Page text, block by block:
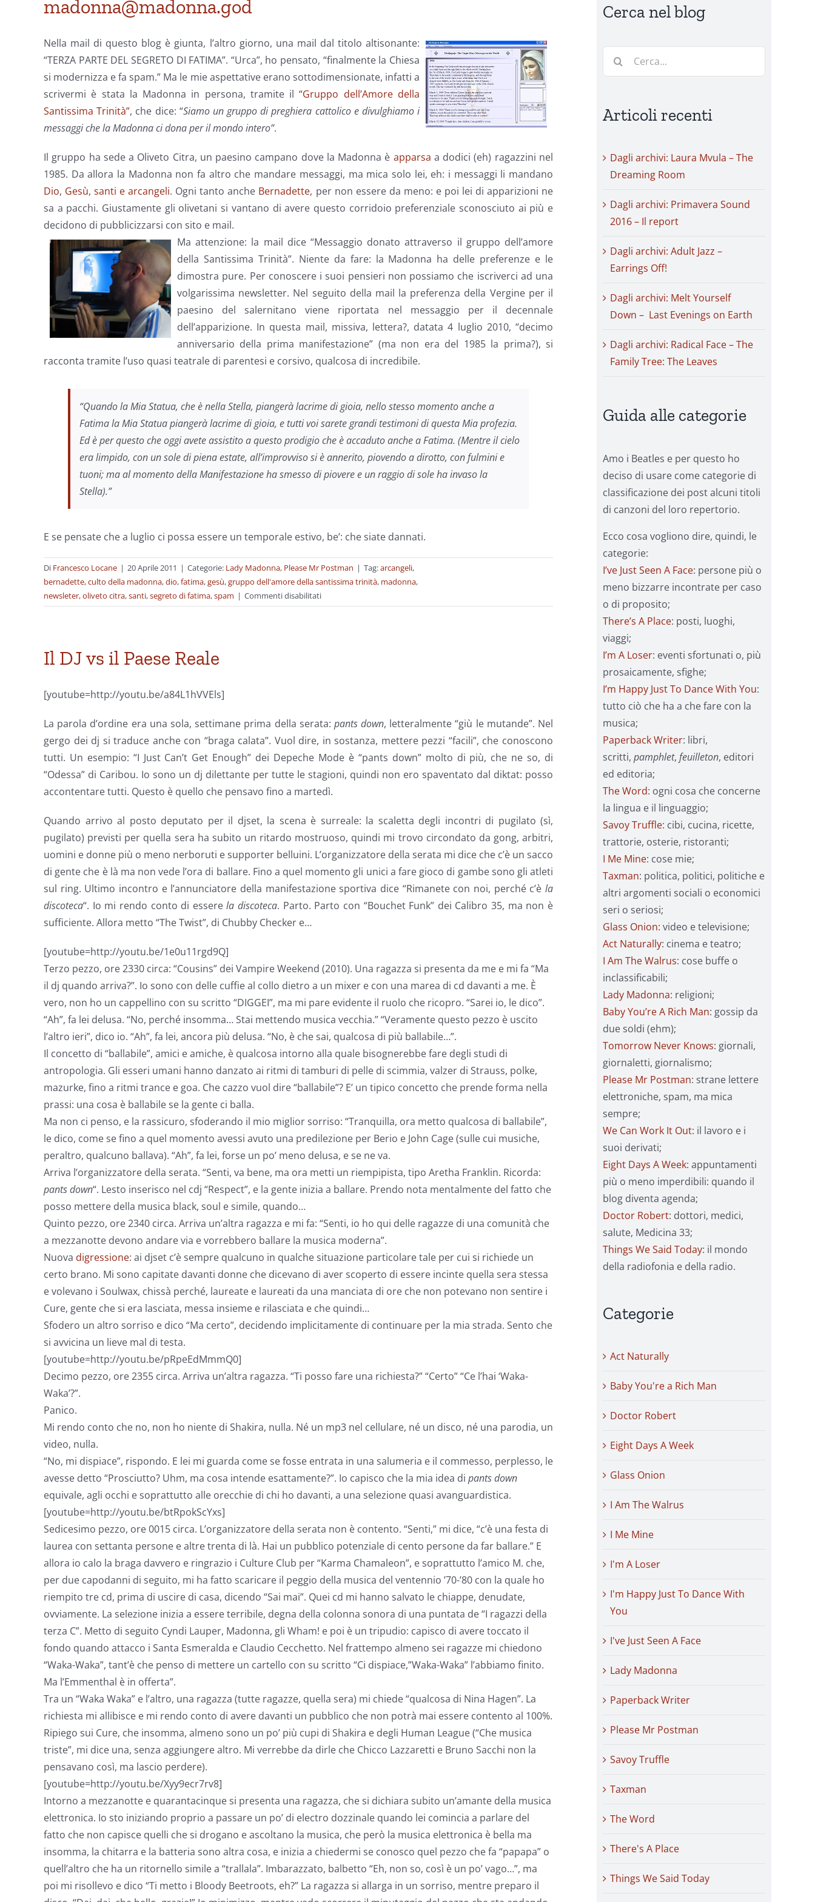
madonna@madonna.god
Nella mail di questo blog è giunta, l’altro giorno, una mail dal titolo altisonante:
“TERZA PARTE DEL SEGRETO DI FATIMA”. “Urca”, ho pensato, “finalmente la Chiesa
si modernizza e fa spam.” Ma le mie aspettative erano sottodimensionate, infatti a
scrivermi è stata la Madonna in persona, tramite il“Gruppo dell’Amore della
Santissima Trinità”, che dice: “Siamo un gruppo di preghiera cattolico e divulghiamo i
messaggi che la Madonna ci dona per il mondo intero”.
Il gruppo ha sede a Oliveto Citra, un paesino campano dove la Madonna è apparsa a dodici (eh) ragazzini nel
1985. Da allora la Madonna non fa altro che mandare messaggi, ma mica solo lei, eh: i messaggi li mandano
Dio, Gesù,santi e arcangeli. Ogni tanto anche Bernadette, per non essere da meno: e poi lei di apparizioni ne
sa a pacchi. Giustamente gli olivetani si vantano di avere questo corridoio preferenziale sconosciuto ai più e
decidono di pubblicizzarsi con sito e mail.
Ma attenzione: la mail dice “Messaggio donato attraverso il gruppo dell’amore
della Santissima Trinità”. Niente da fare: la Madonna ha delle preferenze e le
dimostra pure. Per conoscere i suoi pensieri non possiamo che iscriverci ad una
volgarissima newsletter. Nel seguito della mail la preferenza della Vergine per il
paesino del salernitano viene riportata nel messaggio per il decennale
dell’apparizione. In questa mail, missiva, lettera?, datata 4 luglio 2010, “decimo
anniversario della prima manifestazione” (ma non era del 1985 la prima?), si
racconta tramite l’uso quasi teatrale di parentesi e corsivo, qualcosa di incredibile.
“Quando la Mia Statua, che è nella Stella, piangerà lacrime di gioia, nello stesso momento anche a
Fatima la Mia Statua piangerà lacrime di gioia, e tutti voi sarete grandi testimoni di questa Mia profezia.
Ed è per questo che oggi avete assistito a questo prodigio che è accaduto anche a Fatima. (Mentre il cielo
era limpido, con un sole di piena estate, all’improvviso si è annerito, piovendo a dirotto, con fulmini e
tuoni; ma al momento della Manifestazione ha smesso di piovere e un raggio di sole ha invaso la
Stella).”
E se pensate che a luglio ci possa essere un temporale estivo, be’: che siate dannati.
Di Francesco Locane | 20 Aprile 2011 | Categorie: Lady Madonna, Please Mr Postman | Tag:arcangeli,
bernadette,culto della madonna,dio,fatima,gesù,gruppo dell'amore della santissima trinità, madonna,
newsleter,oliveto citra,santi,segreto di fatima,spam | Commenti disabilitatisu
madonna@madonna.god
Il DJ vs il Paese Reale
[youtube=http://youtu.be/a84L1hVVEls]
La parola d’ordine era una sola, settimane prima della serata: pantsdown, letteralmente “giù le mutande”. Nel
gergo dei dj si traduce anche con “braga calata”. Vuol dire, in sostanza, mettere pezzi “facili”, che conoscono
tutti. Un esempio: “I Just Can’t Get Enough” dei Depeche Mode è “pants down” molto di più, che ne so, di
“Odessa” di Caribou. Io sono un dj dilettante per tutte le stagioni, quindi non ero spaventato dal diktat: posso
accontentare tutti. Questo è quello che pensavo fino a martedì.
Quando arrivo al posto deputato per il djset, la scena è surreale: la scaletta degli incontri di pugilato (sì,
pugilato) previsti per quella sera ha subito un ritardo mostruoso, quindi mi trovo circondato da gong, arbitri,
uomini e donne più o meno nerboruti e supporter belluini. L’organizzatore della serata mi dice che c’è un sacco
di gente che è là ma non vede l’ora di ballare. Fino a quel momento gli unici a fare gioco di gambe sono gli atleti
sul ring. Ultimo incontro e l’annunciatore della manifestazione sportiva dice “Rimanete con noi, perché c’è la
discoteca“. Io mi rendo conto di esserela discoteca. Parto. Parto con “Bouchet Funk” dei Calibro 35, ma non è
sufficiente. Allora metto “The Twist”, di Chubby Checker e…
[youtube=http://youtu.be/1e0u11rgd9Q]
Terzo pezzo, ore 2330 circa: “Cousins” dei Vampire Weekend (2010). Una ragazza si presenta da me e mi fa “Ma
il dj quando arriva?”. Io sono con delle cuffie al collo dietro a un mixer e con una marea di cd davanti a me. È
vero, non ho un cappellino con su scritto “DIGGEI”, ma mi pare evidente il ruolo che ricopro. “Sarei io, le dico”.
“Ah”, fa lei delusa. “No, perché insomma… Stai mettendo musica vecchia.” “Veramente questo pezzo è uscito
l’altro ieri”, dico io. “Ah”, fa lei, ancora più delusa. “No, è che sai, qualcosa di più ballabile…”.
Il concetto di “ballabile”, amici e amiche, è qualcosa intorno alla quale bisognerebbe fare degli studi di
antropologia. Gli esseri umani hanno danzato ai ritmi di tamburi di pelle di scimmia, valzer di Strauss, polke,
mazurke, fino a ritmi trance e goa. Che cazzo vuol dire “ballabile”? E’ un tipico concetto che prende forma nella
prassi: una cosa è ballabile se la gente ci balla.
Ma non ci penso, e la rassicuro, sfoderando il mio miglior sorriso: “Tranquilla, ora metto qualcosa di ballabile”,
le dico, come se fino a quel momento avessi avuto una predilezione per Berio e John Cage (sulle cui musiche,
peraltro, qualcuno ballava). “Ah”, fa lei, forse un po’ meno delusa, e se ne va.
Arriva l’organizzatore della serata. “Senti, va bene, ma ora metti un riempipista, tipo Aretha Franklin. Ricorda:
pants down“. Lesto inserisco nel cdj “Respect”, e la gente inizia a ballare. Prendo nota mentalmente del fatto che
posso mettere della musica black, soul e simile, quando…
Quinto pezzo, ore 2340 circa. Arriva un’altra ragazza e mi fa: “Senti, io ho qui delle ragazze di una comunità che
a mezzanotte devono andare via e vorrebbero ballare la musica moderna”.
Nuova digressione: ai djset c’è sempre qualcuno in qualche situazione particolare tale per cui si richiede un
certo brano. Mi sono capitate davanti donne che dicevano di aver scoperto di essere incinte quella sera stessa
e volevano i Soulwax, chissà perché, laureate e laureati da una manciata di ore che non potevano non sentire i
Cure, gente che si era lasciata, messa insieme e rilasciata e che quindi…
Sfodero un altro sorriso e dico “Ma certo”, decidendo implicitamente di continuare per la mia strada. Sento che
si avvicina un lieve mal di testa.
[youtube=http://youtu.be/pRpeEdMmmQ0]
Decimo pezzo, ore 2355 circa. Arriva un’altra ragazza. “Ti posso fare una richiesta?” “Certo” “Ce l’hai ‘Waka-
Waka’?”.
Panico.
Mi rendo conto che no, non ho niente di Shakira, nulla. Né un mp3 nel cellulare, né un disco, né una parodia, un
video, nulla.
“No, mi dispiace”, rispondo. E lei mi guarda come se fosse entrata in una salumeria e il commesso, perplesso, le
avesse detto “Prosciutto? Uhm, ma cosa intende esattamente?”. Io capisco che la mia idea di pants down
equivale, agli occhi e soprattutto alle orecchie di chi ho davanti, a una selezione quasi avanguardistica.
[youtube=http://youtu.be/btRpokScYxs]
Sedicesimo pezzo, ore 0015 circa. L’organizzatore della serata non è contento. “Senti,” mi dice, “c’è una festa di
laurea con settanta persone e altre trenta di là. Hai un pubblico potenziale di cento persone da far ballare.” E
allora io calo la braga davvero e ringrazio i Culture Club per “Karma Chamaleon”, e soprattutto l’amico M. che,
per due capodanni di seguito, mi ha fatto scaricare il peggio della musica del ventennio ’70-’80 con la quale ho
riempito tre cd, prima di uscire di casa, dicendo “Sai mai”. Quei cd mi hanno salvato le chiappe, denudate,
ovviamente. La selezione inizia a essere terribile, degna della colonna sonora di una puntata de “I ragazzi della
terza C”. Metto di seguito Cyndi Lauper, Madonna, gli Wham! e poi è un tripudio: capisco di avere toccato il
fondo quando attacco i Santa Esmeralda e Claudio Cecchetto. Nel frattempo almeno sei ragazze mi chiedono
“Waka-Waka”, tant’è che penso di mettere un cartello con su scritto “Ci dispiace,”Waka-Waka” l’abbiamo finito.
Ma l’Emmenthal è in offerta”.
Tra un “Waka Waka” e l’altro, una ragazza (tutte ragazze, quella sera) mi chiede “qualcosa di Nina Hagen”. La
richiesta mi allibisce e mi rendo conto di avere davanti un pubblico che non potrà mai essere contento al 100%.
Ripiego sui Cure, che insomma, almeno sono un po’ più cupi di Shakira e degli Human League (“Che musica
triste”, mi dice una, senza aggiungere altro. Mi verrebbe da dirle che Chicco Lazzaretti e Bruno Sacchi non la
pensavano così, ma lascio perdere).
[youtube=http://youtu.be/Xyy9ecr7rv8]
Intorno a mezzanotte e quarantacinque si presenta una ragazza, che si dichiara subito un’amante della musica
elettronica. Io sto iniziando proprio a passare un po’ di electro dozzinale quando lei comincia a parlare del
fatto che non capisce quelli che si drogano e ascoltano la musica, che però la musica elettronica è bella ma
insomma, la chitarra e la batteria sono altra cosa, e inizia a chiedermi se conosco quel pezzo che fa “papapa” o
quell’altro che ha un ritornello simile a “trallala”. Imbarazzato, balbetto “Eh, non so, così è un po’ vago…”, ma
poi mi risollevo e dico “Ti metto i Bloody Beetroots, eh?” La ragazza si allarga in un sorriso, mentre preparo il
Cerca nel blog
Cerca
Articoli recenti
Dagli archivi: Laura Mvula – The
Dreaming Room
Dagli archivi: Primavera Sound
2016 – Il report
Dagli archivi: Adult Jazz –
Earrings Off!
Dagli archivi: Melt Yourself
Down – Last Evenings on Earth
Dagli archivi: Radical Face – The
Family Tree: The Leaves
Guida alle categorie
Amo i Beatles e per questo ho
deciso di usare come categorie di
classificazione dei post alcuni titoli
di canzoni del loro repertorio.
Ecco cosa vogliono dire, quindi, le
categorie:
I’ve Just Seen A Face: persone più o
meno bizzarre incontrate per caso
o di proposito;
There’s A Place: posti, luoghi,
viaggi;
I’m A Loser: eventi sfortunati o, più
prosaicamente, sfighe;
I’m Happy Just To Dance With You:
tutto ciò che ha a che fare con la
musica;
Paperback Writer: libri,
scritti, pamphlet, feuilleton, editori
ed editoria;
The Word: ogni cosa che concerne
la lingua e il linguaggio;
Savoy Truffle: cibi, cucina, ricette,
trattorie, osterie, ristoranti;
I Me Mine: cose mie;
Taxman: politica, politici, politiche e
altri argomenti sociali o economici
seri o seriosi;
Glass Onion: video e televisione;
Act Naturally: cinema e teatro;
I Am The Walrus: cose buffe o
inclassificabili;
Lady Madonna: religioni;
Baby You’re A Rich Man: gossip da
due soldi (ehm);
Tomorrow Never Knows: giornali,
giornaletti, giornalismo;
Please Mr Postman: strane lettere
elettroniche, spam, ma mica
sempre;
We Can Work It Out: il lavoro e i
suoi derivati;
Eight Days A Week: appuntamenti
più o meno imperdibili: quando il
blog diventa agenda;
Doctor Robert: dottori, medici,
salute, Medicina 33;
Things We Said Today: il mondo
della radiofonia e della radio.
Categorie
Act Naturally
Baby You're a Rich Man
Doctor Robert
Eight Days A Week
Glass Onion
I Am The Walrus
I Me Mine
I'm A Loser
I'm Happy Just To Dance With
You
I've Just Seen A Face
Lady Madonna
Paperback Writer
Please Mr Postman
Savoy Truffle
Taxman
The Word
There's A Place
Things We Said Today